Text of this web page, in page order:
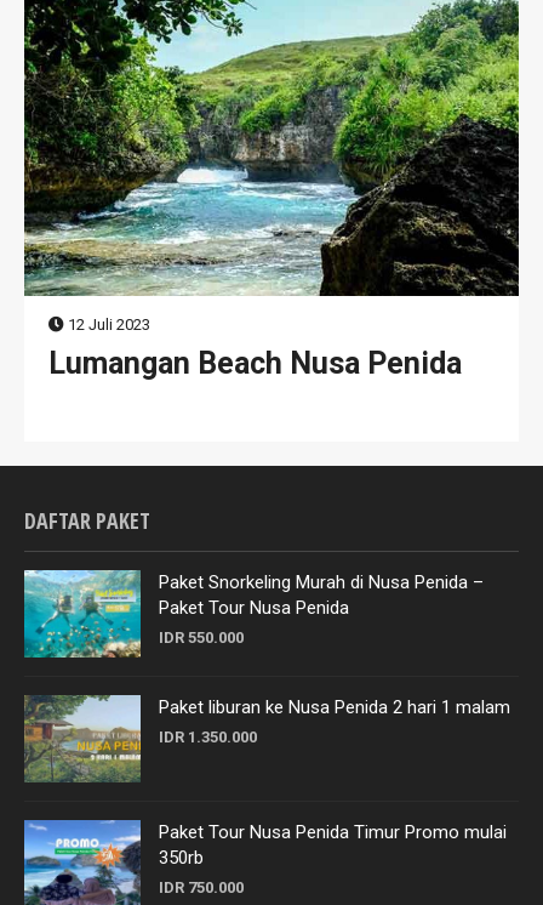
12 Juli 2023
Lumangan Beach Nusa Penida
DAFTAR PAKET
Paket Snorkeling Murah di Nusa Penida –
Paket Tour Nusa Penida
IDR 550.000
Paket liburan ke Nusa Penida 2 hari 1 malam
IDR 1.350.000
Paket Tour Nusa Penida Timur Promo mulai
350rb
IDR 750.000